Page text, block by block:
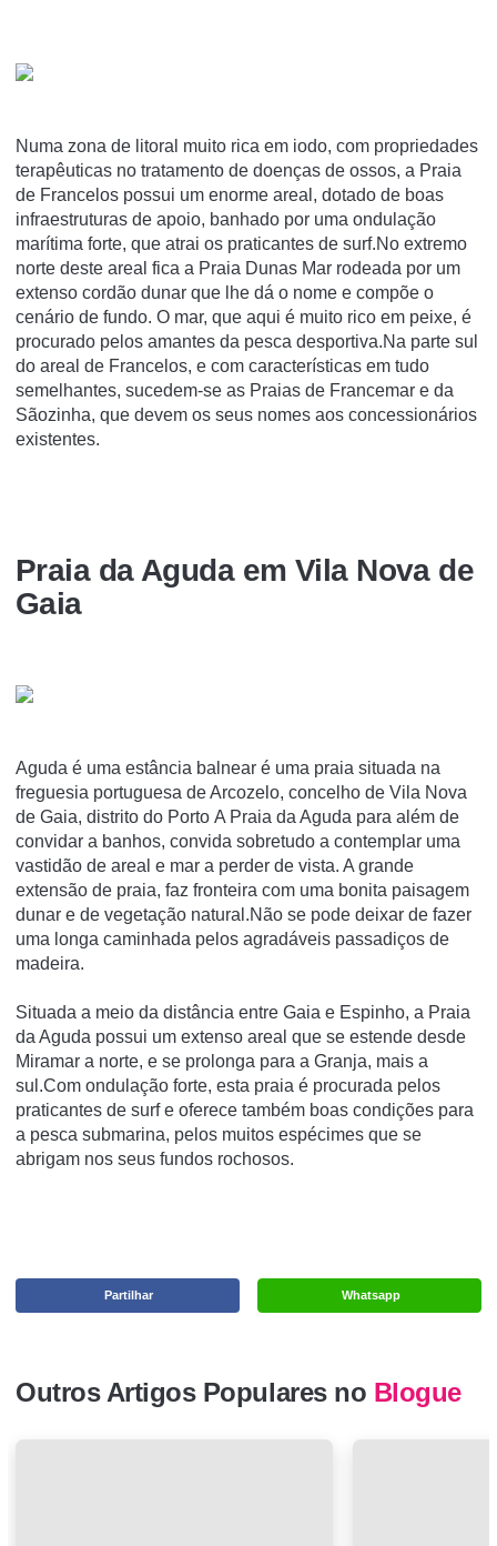
Numa zona de litoral muito rica em iodo, com propriedades
terapêuticas no tratamento de doenças de ossos, a Praia
de Francelos possui um enorme areal, dotado de boas
infraestruturas de apoio, banhado por uma ondulação
marítima forte, que atrai os praticantes de surf.No extremo
norte deste areal fica a Praia Dunas Mar rodeada por um
extenso cordão dunar que lhe dá o nome e compõe o
cenário de fundo. O mar, que aqui é muito rico em peixe, é
procurado pelos amantes da pesca desportiva.Na parte sul
do areal de Francelos, e com características em tudo
semelhantes, sucedem-se as Praias de Francemar e da
Sãozinha, que devem os seus nomes aos concessionários
existentes.
Praia da Aguda em Vila Nova de
Gaia
Aguda é uma estância balnear é uma praia situada na
freguesia portuguesa de Arcozelo, concelho de Vila Nova
de Gaia, distrito do Porto A Praia da Aguda para além de
convidar a banhos, convida sobretudo a contemplar uma
vastidão de areal e mar a perder de vista. A grande
extensão de praia, faz fronteira com uma bonita paisagem
dunar e de vegetação natural.Não se pode deixar de fazer
uma longa caminhada pelos agradáveis passadiços de
madeira.
Situada a meio da distância entre Gaia e Espinho, a Praia
da Aguda possui um extenso areal que se estende desde
Miramar a norte, e se prolonga para a Granja, mais a
sul.Com ondulação forte, esta praia é procurada pelos
praticantes de surf e oferece também boas condições para
a pesca submarina, pelos muitos espécimes que se
abrigam nos seus fundos rochosos.
Whatsapp
Partilhar
Outros Artigos Populares no Blogue